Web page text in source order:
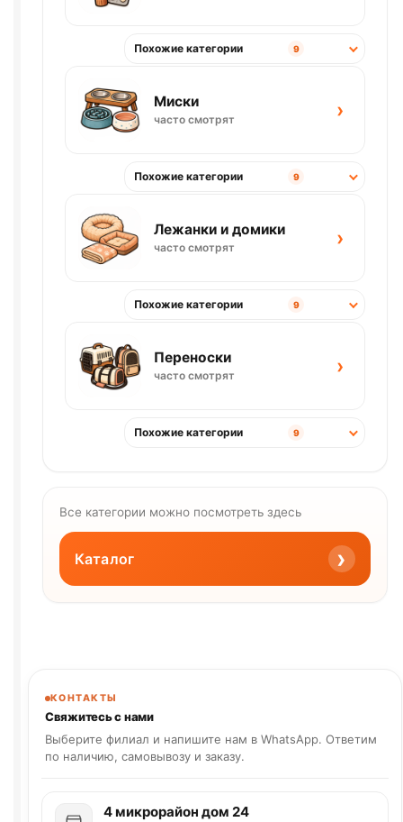
Похожие категории 9
Миски
часто смотрят ›
Похожие категории 9
Лежанки и домики
часто смотрят ›
Похожие категории 9
Переноски
часто смотрят ›
Похожие категории 9
Все категории можно посмотреть здесь
Каталог ›
КОНТАКТЫ
Свяжитесь с нами
Выберите филиал и напишите нам в WhatsApp. Ответим
по наличию, самовывозу и заказу.
4 микрорайон дом 24